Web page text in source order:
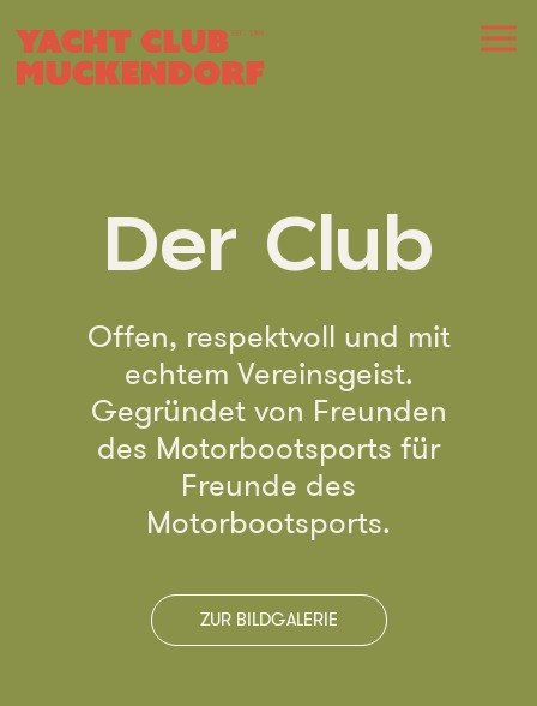
Inhalt
springen
Der Club
Offen, respektvoll und mit
echtem Vereinsgeist.
Gegründet von Freunden
des Motorbootsports für
Freunde des
Motorbootsports.
ZUR BILDGALERIE